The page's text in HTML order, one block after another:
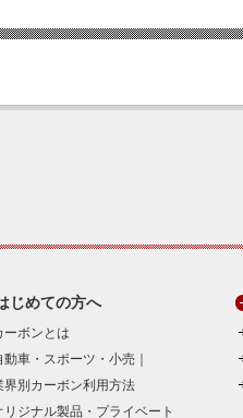
じめての方へ
ーボンとは
動車・スポーツ・小売｜
界別カーボン利用方法
リジナル製品・プライベート